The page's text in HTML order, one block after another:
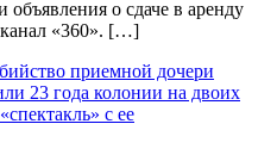
объявления о сдаче в аренду
«360». […]
23 года колонии на двоих
с ее